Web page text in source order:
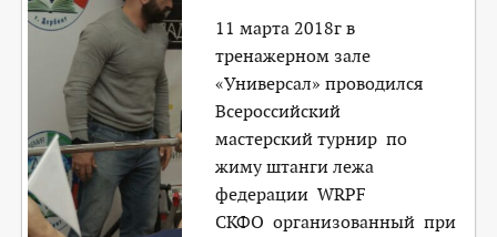
11 марта 2018г в
тренажерном зале
«Универсал» проводился
Всероссийский
мастерский турнир по
жиму штанги лежа
федерации WRPF
СКФО организованный при